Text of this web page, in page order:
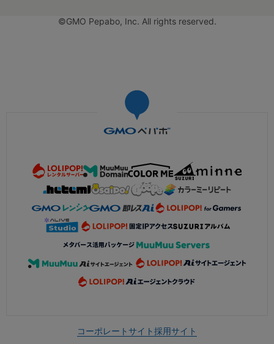
©GMO Pepabo, Inc. All rights reserved.
コーポレートサイト採用サイト